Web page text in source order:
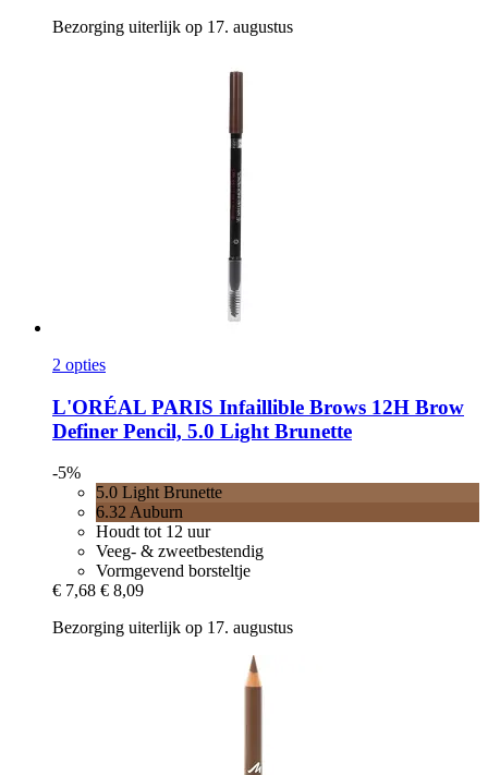
Bezorging uiterlijk op 17. augustus
2 opties
L'ORÉAL PARIS Infaillible Brows 12H Brow
Definer Pencil, 5.0 Light Brunette
-5%
5.0 Light Brunette
6.32 Auburn
Houdt tot 12 uur
Veeg- & zweetbestendig
Vormgevend borsteltje
€ 7,68 € 8,09
Bezorging uiterlijk op 17. augustus